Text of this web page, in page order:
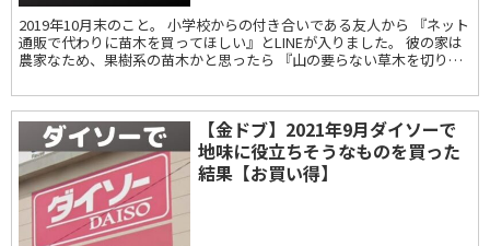
2019年10月末のこと。 小学校からの付き合いである友人から 『ネット
通販で代わりに苗木を買ってほしい』とLINEが入りました。 彼の家は
農家なため、果樹系の苗木かと思ったら 『山の要らない草木を切りま
【金ドブ】2021年9月ダイソーで
地味に役立ちそうなものを買った
結果【お買い得】